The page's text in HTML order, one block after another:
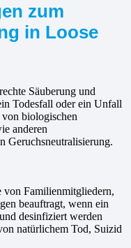
zum
in Loose
Säuberung und
Todesfall oder ein Unfall
biologischen
anderen
Geruchsneutralisierung.
Familienmitgliedern,
beauftragt, wenn ein
desinfiziert werden
natürlichem Tod, Suizid